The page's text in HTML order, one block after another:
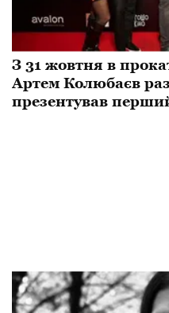
З 31 жовтня в
Артем Колюбаєв
презентував
про радянську